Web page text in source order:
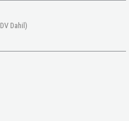
Dahil)